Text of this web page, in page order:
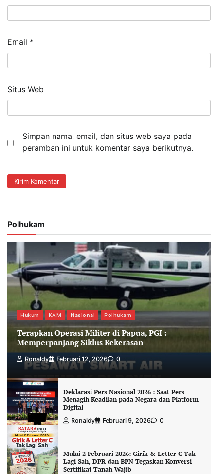
Email *
Situs Web
Simpan nama, email, dan situs web saya pada
peramban ini untuk komentar saya berikutnya.
Polhukam
Hukum KAM Nasional Polhukam
Terapkan Operasi Militer di Papua, PGI :
Memperpanjang Siklus Kekerasan
Ronaldy Februari 12, 2026 0
Deklarasi Pers Nasional 2026 : Saat Pers
Menagih Keadilan pada Negara dan Platform
Digital
Ronaldy Februari 9, 2026 0
Mulai 2 Februari 2026: Girik & Letter C Tak
Lagi Sah, DPR dan BPN Tegaskan Konversi
Sertifikat Tanah Wajib